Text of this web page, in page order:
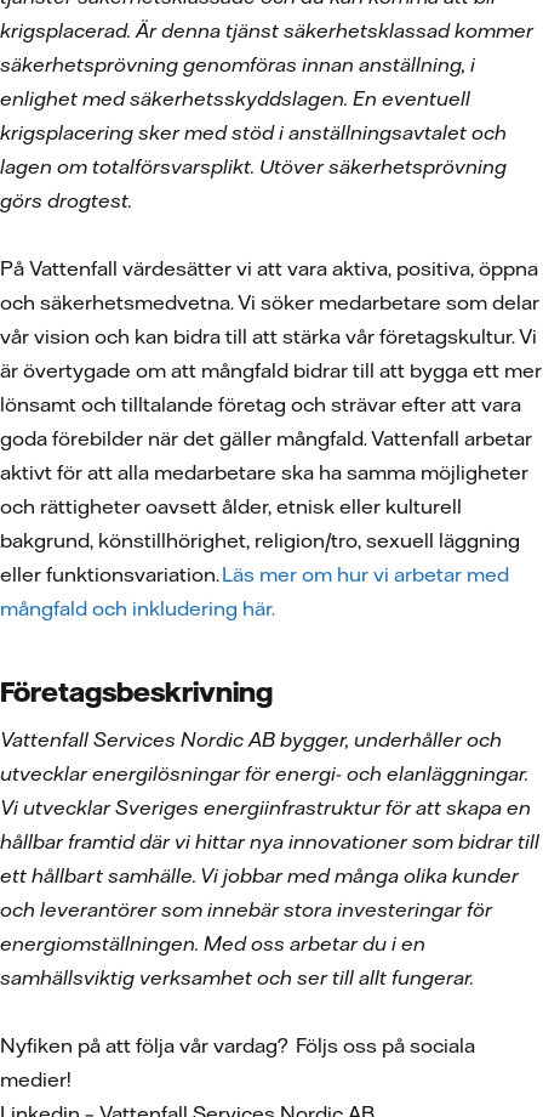
krigsplacerad. Är denna tjänst säkerhetsklassad kommer
säkerhetsprövning genomföras innan anställning, i
enlighet med säkerhetsskyddslagen. En eventuell
krigsplacering sker med stöd i anställningsavtalet och
lagen om totalförsvarsplikt. Utöver säkerhetsprövning
görs drogtest.
På Vattenfall värdesätter vi att vara aktiva, positiva, öppna
och säkerhetsmedvetna. Vi söker medarbetare som delar
vår vision och kan bidra till att stärka vår företagskultur. Vi
är övertygade om att mångfald bidrar till att bygga ett mer
lönsamt och tilltalande företag och strävar efter att vara
goda förebilder när det gäller mångfald. Vattenfall arbetar
aktivt för att alla medarbetare ska ha samma möjligheter
och rättigheter oavsett ålder, etnisk eller kulturell
bakgrund, könstillhörighet, religion/tro, sexuell läggning
eller funktionsvariation.Läs mer om hur vi arbetar med
mångfald och inkludering här.
Företagsbeskrivning
Vattenfall Services Nordic AB bygger, underhåller och
utvecklar energilösningar för energi- och elanläggningar.
Vi utvecklar Sveriges energiinfrastruktur för att skapa en
hållbar framtid där vi hittar nya innovationer som bidrar till
ett hållbart samhälle. Vi jobbar med många olika kunder
och leverantörer som innebär stora investeringar för
energiomställningen. Med oss arbetar du i en
samhällsviktig verksamhet och ser till allt fungerar.
Nyfiken på att följa vår vardag? Följs oss på sociala
medier!